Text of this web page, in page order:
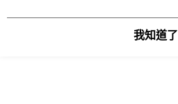
我知道了